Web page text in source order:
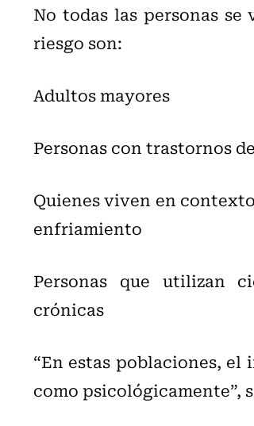
No todas las personas
riesgo son:
Adultos mayores
Personas con trastornos
Quienes viven en
enfriamiento
Personas que utilizan
crónicas
“En estas poblaciones,
como psicológicamente”,